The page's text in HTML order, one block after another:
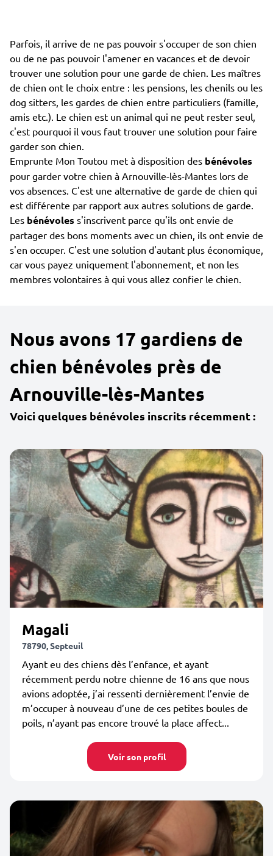
Parfois, il arrive de ne pas pouvoir s'occuper de son chien
ou de ne pas pouvoir l'amener en vacances et de devoir
trouver une solution pour une garde de chien. Les maîtres
de chien ont le choix entre : les pensions, les chenils ou les
dog sitters, les gardes de chien entre particuliers (famille,
amis etc.). Le chien est un animal qui ne peut rester seul,
c'est pourquoi il vous faut trouver une solution pour faire
garder son chien.
Emprunte Mon Toutou met à disposition des bénévoles
pour garder votre chien à Arnouville-lès-Mantes lors de
vos absences. C'est une alternative de garde de chien qui
est différente par rapport aux autres solutions de garde.
Les bénévoles s'inscrivent parce qu'ils ont envie de
partager des bons moments avec un chien, ils ont envie de
s'en occuper. C'est une solution d'autant plus économique,
car vous payez uniquement l'abonnement, et non les
membres volontaires à qui vous allez confier le chien.
Nous avons 17 gardiens de
chien bénévoles près de
Arnouville-lès-Mantes
Voici quelques bénévoles inscrits récemment :
Magali
78790, Septeuil
Ayant eu des chiens dès l’enfance, et ayant
récemment perdu notre chienne de 16 ans que nous
avions adoptée, j’ai ressenti dernièrement l’envie de
m’occuper à nouveau d’une de ces petites boules de
poils, n’ayant pas encore trouvé la place affect...
Voir son profil